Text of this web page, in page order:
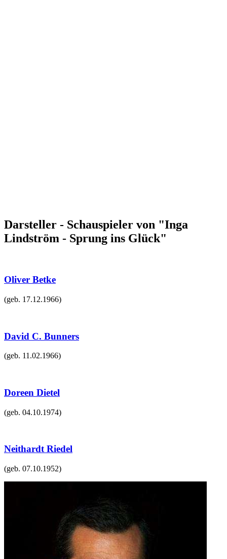
Darsteller - Schauspieler von "Inga
Lindström - Sprung ins Glück"
Oliver Betke
(geb. 17.12.1966)
David C. Bunners
(geb. 11.02.1966)
Doreen Dietel
(geb. 04.10.1974)
Neithardt Riedel
(geb. 07.10.1952)